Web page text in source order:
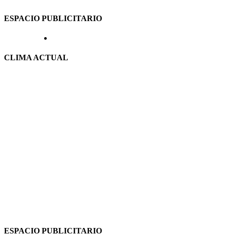
ESPACIO PUBLICITARIO
CLIMA ACTUAL
ESPACIO PUBLICITARIO